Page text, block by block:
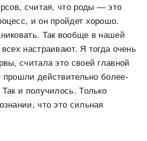
считая, что роды — это
и он пройдет хорошо.
Так вообще в нашей
настраивают. Я тогда очень
считала это своей главной
действительно более-
и получилось. Только
что это сильная